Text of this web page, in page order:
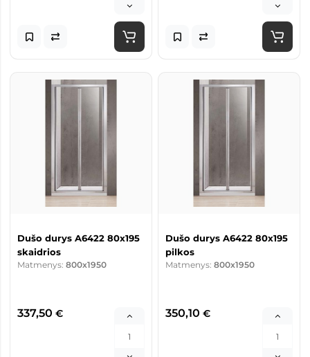
Dušo durys A6422 80x195
skaidrios
Matmenys: 800x1950
337,50 €
Dušo durys A6422 80x195
pilkos
Matmenys: 800x1950
350,10 €